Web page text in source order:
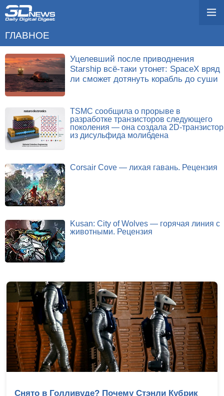
ГЛАВНОЕ
Уцелевший после приводнения
Starship всё-таки утонет: SpaceX вряд
ли сможет дотянуть корабль до суши
TSMC сообщила о прорыве в
разработке транзисторов следующего
поколения — она создала 2D-транзистор
из дисульфида молибдена
Corsair Cove — лихая гавань. Рецензия
Kusan: City of Wolves — горячая линия с
животными. Рецензия
Снято в Голливуде? Почему Стэнли Кубрик